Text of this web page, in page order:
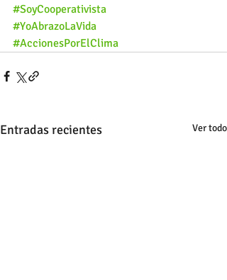
#SoyCooperativista
#YoAbrazoLaVida
#AccionesPorElClima
Entradas recientes Ver todo